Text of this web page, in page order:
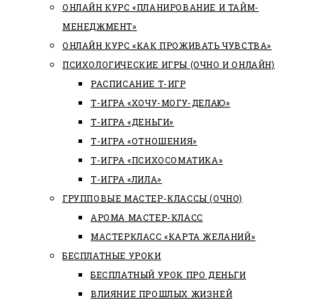
ОНЛАЙН КУРС «ПЛАНИРОВАНИЕ И ТАЙМ-
МЕНЕДЖМЕНТ»
ОНЛАЙН КУРС «КАК ПРОЖИВАТЬ ЧУВСТВА»
ПСИХОЛОГИЧЕСКИЕ ИГРЫ (ОЧНО И ОНЛАЙН)
РАСПИСАНИЕ Т-ИГР
Т-ИГРА «ХОЧУ-МОГУ-ДЕЛАЮ»
Т-ИГРА «ДЕНЬГИ»
Т-ИГРА «ОТНОШЕНИЯ»
Т-ИГРА «ПСИХОСОМАТИКА»
Т-ИГРА «ЛИЛА»
ГРУППОВЫЕ МАСТЕР-КЛАССЫ (ОЧНО)
АРОМА МАСТЕР-КЛАСС
МАСТЕРКЛАСС «КАРТА ЖЕЛАНИЙ»
БЕСПЛАТНЫЕ УРОКИ
БЕСПЛАТНЫЙ УРОК ПРО ДЕНЬГИ
ВЛИЯНИЕ ПРОШЛЫХ ЖИЗНЕЙ